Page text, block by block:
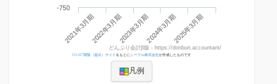
2021年3月期2022年3月期2023年3月期2024年3月期2025年3月期
-750
どんぶり会計β版 - https://donburi.accountant/
EDINET閲覧（提出）サイト をもとにシーフル株式会社が作成したものです
凡例